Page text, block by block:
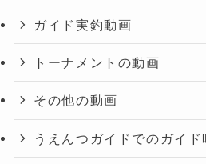
ガイド実釣動画
トーナメントの動画
その他の動画
うえんつガイドでのガイ